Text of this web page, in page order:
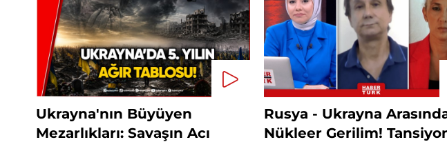
Ukrayna'nın Büyüyen
Mezarlıkları: Savaşın Acı
Rusya - Ukrayna
Nükleer Gerilim!